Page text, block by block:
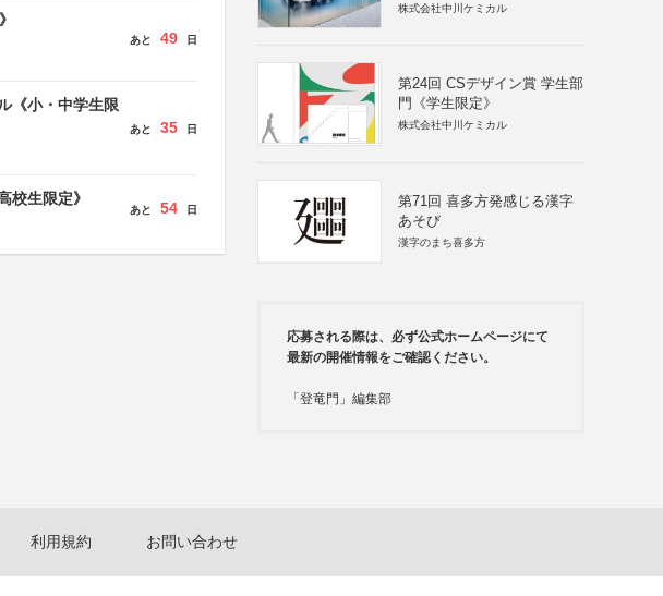
あと 49 日
《小・中学生限
あと 35 日
校生限定》
あと 54 日
株式会社中川ケミカル
第24回 CSデザイン賞 学生部
門《学生限定》
株式会社中川ケミカル
第71回 喜多方発感じる漢字
あそび
漢字のまち喜多方
応募される際は、必ず公式ホームページにて
最新の開催情報をご確認ください。
「登竜門」編集部
利用規約 お問い合わせ